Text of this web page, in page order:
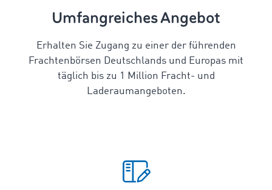
Umfangreiches Angebot
Erhalten Sie Zugang zu einer der führenden
Frachtenbörsen Deutschlands und Europas mit
täglich bis zu 1 Million Fracht- und
Laderaumangeboten.